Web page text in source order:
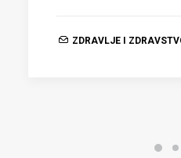
ZDRAVLJE I